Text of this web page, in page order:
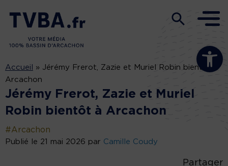
Ouvrir la
Accueil » Jérémy Frerot, Zazie et Muriel Robin bientôt à
Arcachon
Jérémy Frerot, Zazie et Muriel
Robin bientôt à Arcachon
#Arcachon
Publié le 21 mai 2026 par Camille Coudy
Partager